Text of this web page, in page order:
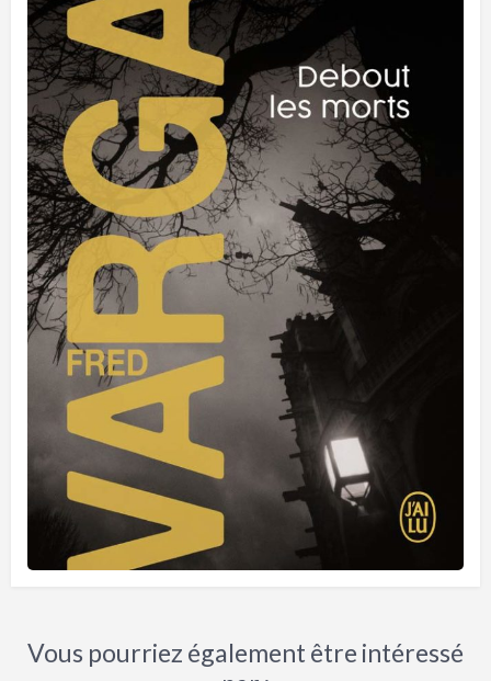
Vous pourriez également être intéressé